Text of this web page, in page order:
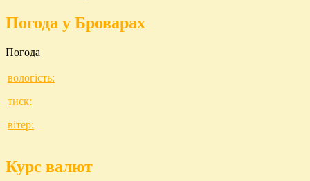
Погода у Броварах
Погода
вологість:
тиск:
вітер:
Курс валют